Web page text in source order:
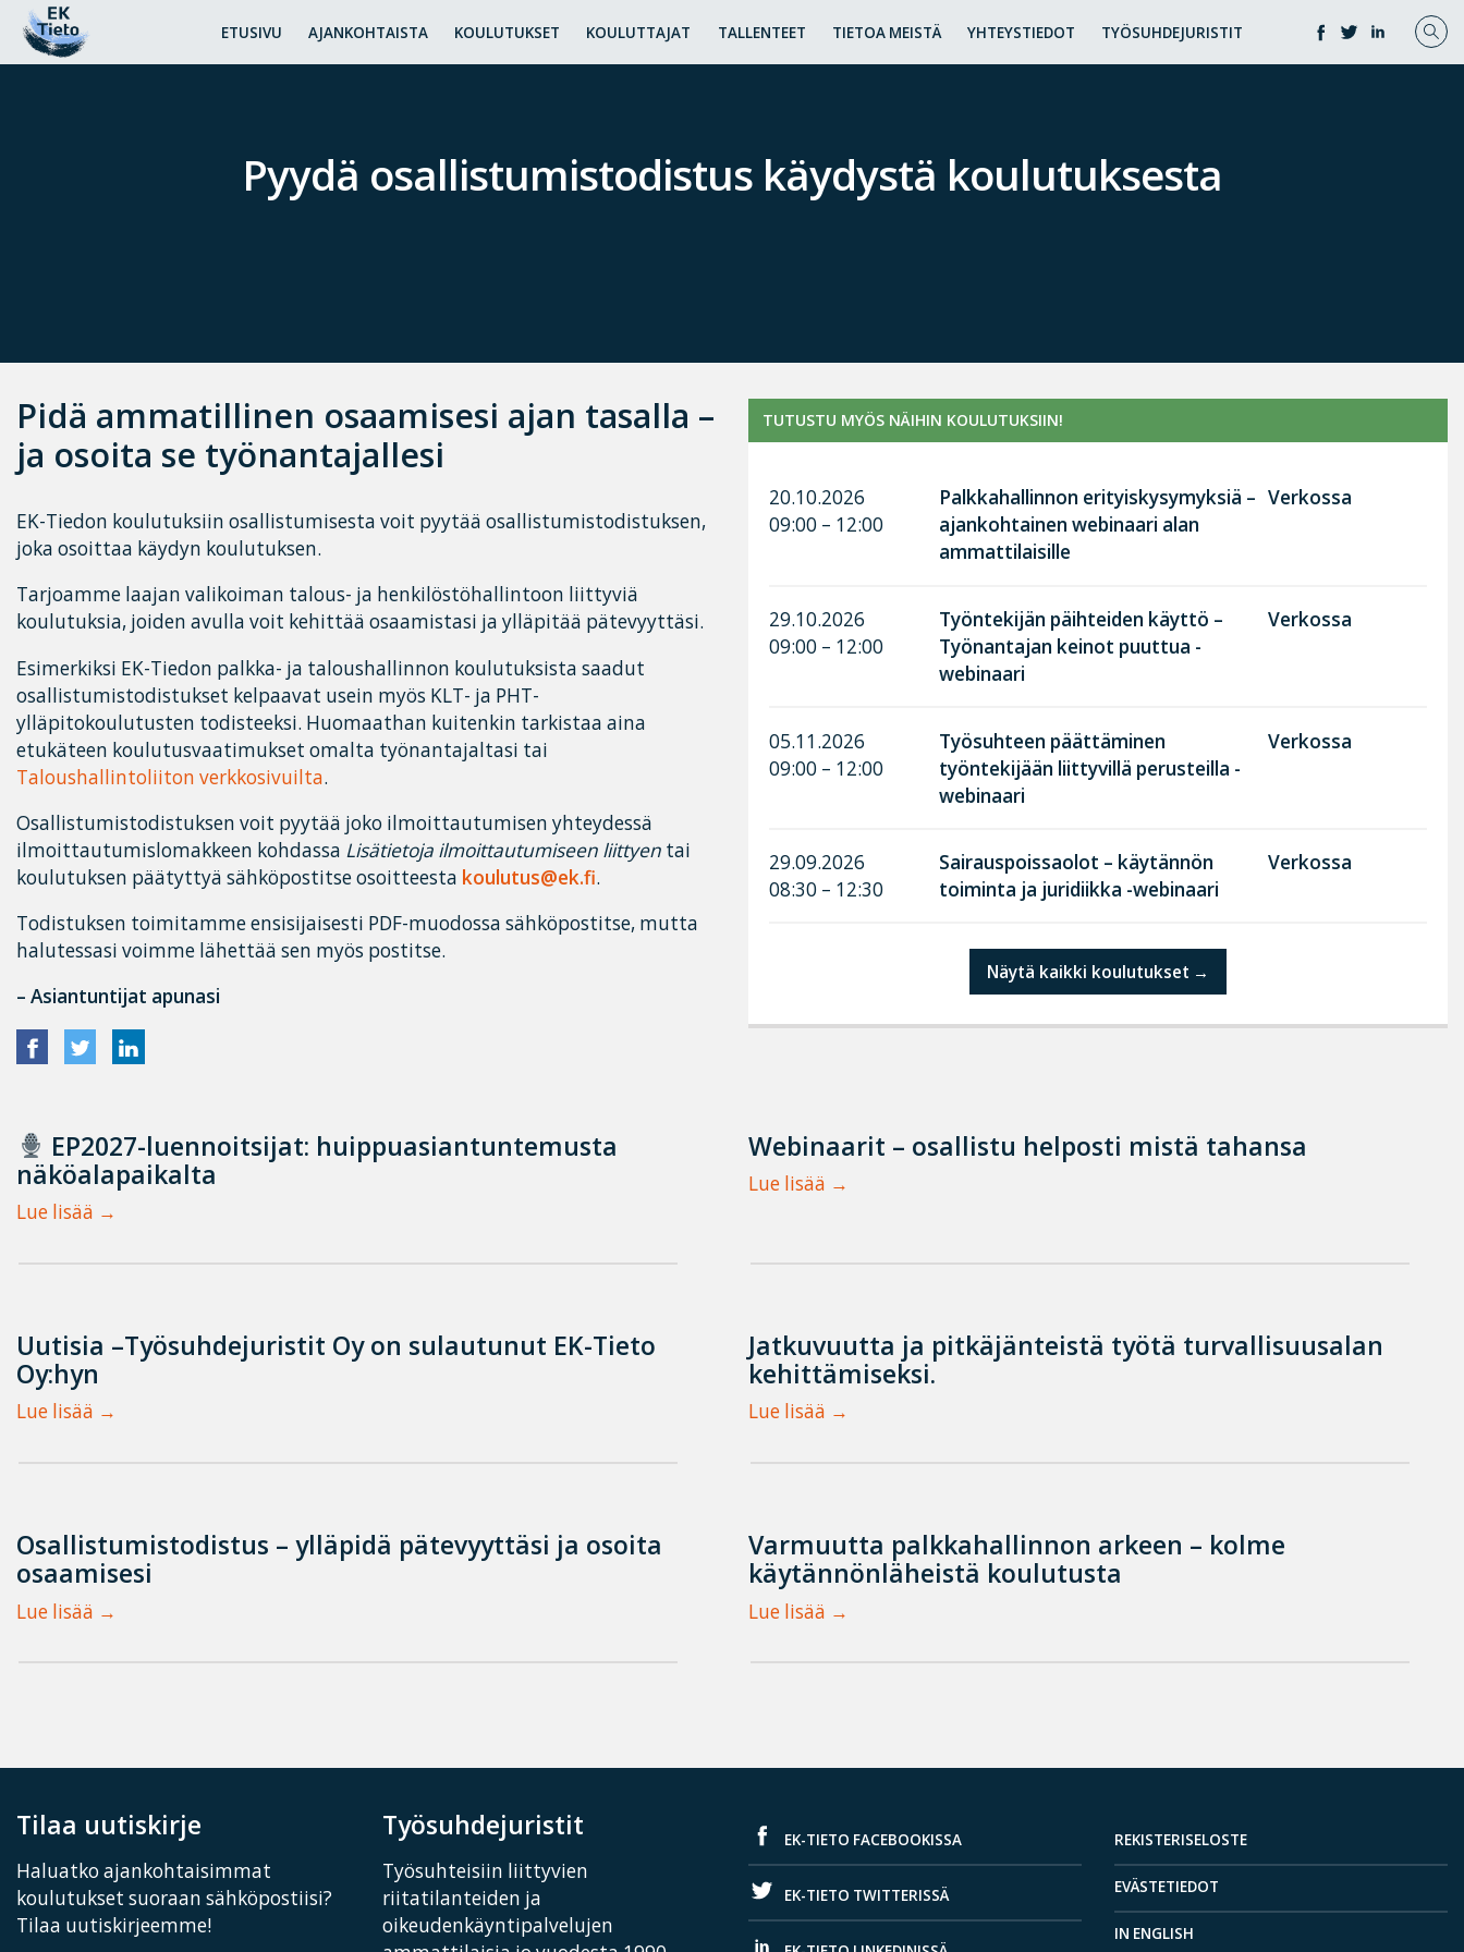
ETUSIVU AJANKOHTAISTA KOULUTUKSET KOULUTTAJAT TALLENTEET TIETOA MEISTÄ YHTEYSTIEDOT TYÖSUHDEJURISTIT
Pyydä osallistumistodistus käydystä koulutuksesta
Pidä ammatillinen osaamisesi ajan tasalla –
ja osoita se työnantajallesi
EK-Tiedon koulutuksiin osallistumisesta voit pyytää osallistumistodistuksen,
joka osoittaa käydyn koulutuksen.
Tarjoamme laajan valikoiman talous- ja henkilöstöhallintoon liittyviä
koulutuksia, joiden avulla voit kehittää osaamistasi ja ylläpitää pätevyyttäsi.
Esimerkiksi EK-Tiedon palkka- ja taloushallinnon koulutuksista saadut
osallistumistodistukset kelpaavat usein myös KLT- ja PHT-
ylläpitokoulutusten todisteeksi. Huomaathan kuitenkin tarkistaa aina
etukäteen koulutusvaatimukset omalta työnantajaltasi tai
Taloushallintoliiton verkkosivuilta.
Osallistumistodistuksen voit pyytää joko ilmoittautumisen yhteydessä
ilmoittautumislomakkeen kohdassa Lisätietoja ilmoittautumiseen liittyen tai
koulutuksen päätyttyä sähköpostitse osoitteesta koulutus@ek.fi.
Todistuksen toimitamme ensisijaisesti PDF-muodossa sähköpostitse, mutta
halutessasi voimme lähettää sen myös postitse.
– Asiantuntijat apunasi
TUTUSTU MYÖS NÄIHIN KOULUTUKSIIN!
20.10.2026
09:00 – 12:00
Palkkahallinnon erityiskysymyksiä –
ajankohtainen webinaari alan
ammattilaisille
Verkossa
29.10.2026
09:00 – 12:00
Työntekijän päihteiden käyttö –
Työnantajan keinot puuttua -
webinaari
Verkossa
05.11.2026
09:00 – 12:00
Työsuhteen päättäminen
työntekijään liittyvillä perusteilla -
webinaari
Verkossa
29.09.2026
08:30 – 12:30
Sairauspoissaolot – käytännön
toiminta ja juridiikka -webinaari
Verkossa
Näytä kaikki koulutukset
EP2027-luennoitsijat: huippuasiantuntemusta
näköalapaikalta
Lue lisää
Webinaarit – osallistu helposti mistä tahansa
Lue lisää
Uutisia –Työsuhdejuristit Oy on sulautunut EK-Tieto
Oy:hyn
Lue lisää
Jatkuvuutta ja pitkäjänteistä työtä turvallisuusalan
kehittämiseksi.
Lue lisää
Osallistumistodistus – ylläpidä pätevyyttäsi ja osoita
osaamisesi
Lue lisää
Varmuutta palkkahallinnon arkeen – kolme
käytännönläheistä koulutusta
Lue lisää
Tilaa uutiskirje
Haluatko ajankohtaisimmat
koulutukset suoraan sähköpostiisi?
Tilaa uutiskirjeemme!
Työsuhdejuristit
Työsuhteisiin liittyvien
riitatilanteiden ja
oikeudenkäyntipalvelujen
EK-TIETO FACEBOOKISSA
EK-TIETO TWITTERISSÄ
REKISTERISELOSTE
EVÄSTETIEDOT
IN ENGLISH